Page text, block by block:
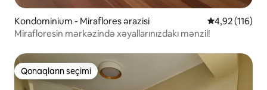
Kondominium - Miraflores ərazisi Ortalama
4,92 (116)
Mirafloresin mərkəzində xəyallarınızdakı mənzil!
Qonaqların seçimi
Qonaqların seçimi